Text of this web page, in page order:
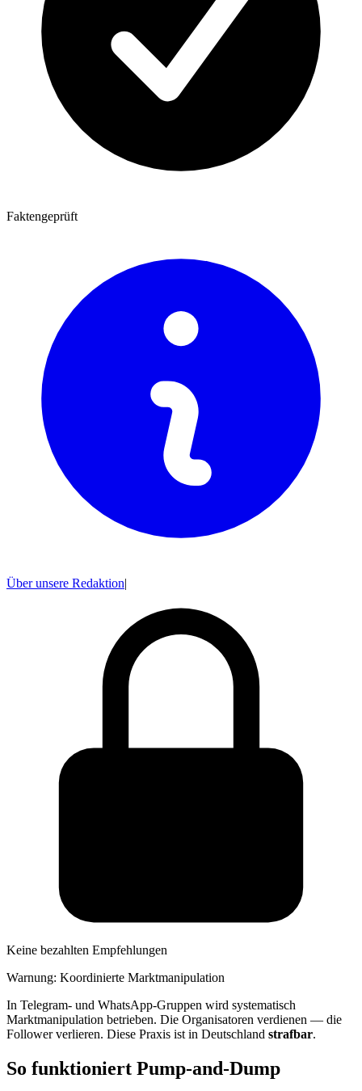
Faktengeprüft
Über unsere Redaktion
Keine bezahlten Empfehlungen
Warnung: Koordinierte Marktmanipulation
In Telegram- und WhatsApp-Gruppen wird systematisch
Marktmanipulation betrieben. Die Organisatoren verdienen — die
Follower verlieren. Diese Praxis ist in Deutschland strafbar.
So funktioniert Pump-and-Dump